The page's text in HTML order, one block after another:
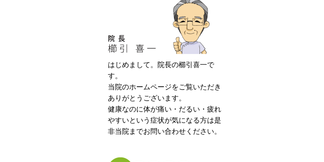
はじめまして。院長の櫛引喜一で
す。
当院のホームページをご覧いただき
ありがとうございます。
健康なのに体が痛い・だるい・疲れ
やすいという症状が気になる方は是
非当院までお問い合わせください。